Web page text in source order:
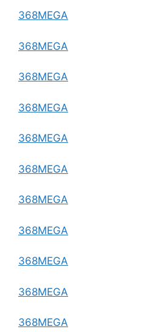
368MEGA
368MEGA
368MEGA
368MEGA
368MEGA
368MEGA
368MEGA
368MEGA
368MEGA
368MEGA
368MEGA